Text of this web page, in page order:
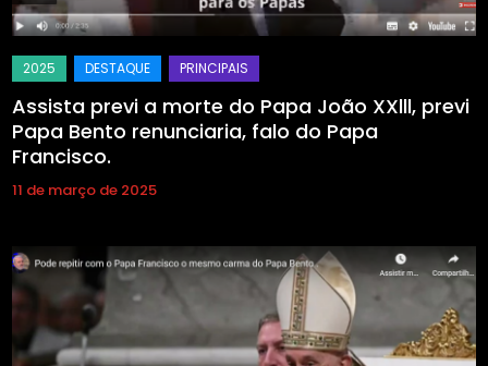
Assista previ a morte do Papa João XXlll, previ
Papa Bento renunciaria, falo do Papa
Francisco.
11 de março de 2025